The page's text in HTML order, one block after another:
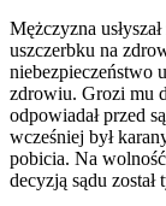
Mężczyzna
uszczerbku na
niebezpieczeństwo
zdrowiu. Grozi mu
odpowiadał przed
wcześniej był
pobicia. Na
decyzją sądu